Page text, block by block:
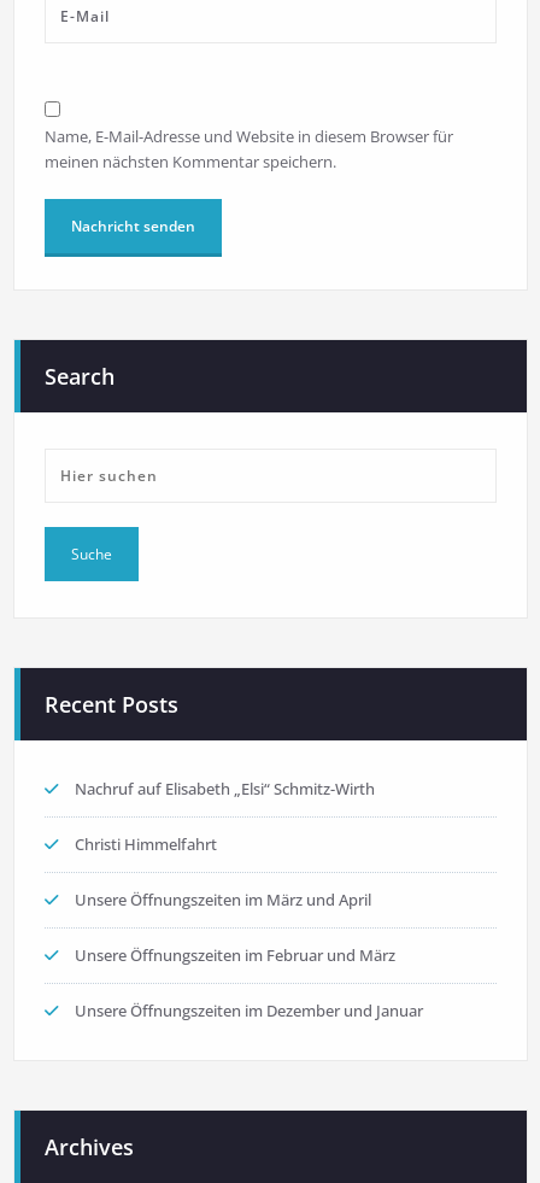
Name, E-Mail-Adresse und Website in diesem Browser für
meinen nächsten Kommentar speichern.
Search
Recent Posts
Nachruf auf Elisabeth „Elsi“ Schmitz-Wirth
Christi Himmelfahrt
Unsere Öffnungszeiten im März und April
Unsere Öffnungszeiten im Februar und März
Unsere Öffnungszeiten im Dezember und Januar
Archives